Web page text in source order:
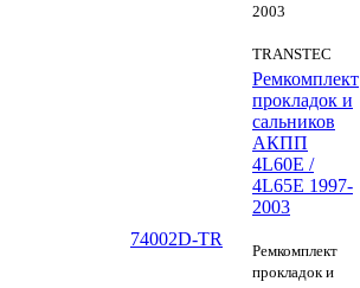
2003
TRANSTEC
74002D-TR
Ремкомплект
прокладок и
сальников
АКПП
4L60E /
4L65E 1997-
2003
Ремкомплект
прокладок и